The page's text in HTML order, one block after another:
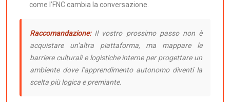
come l’FNC cambia la conversazione.
Raccomandazione:Il vostro prossimo passo non è
acquistare un’altra piattaforma, ma mappare le
barriere culturali e logistiche interne per progettare un
ambiente dove l’apprendimento autonomo diventi la
scelta più logica e premiante.